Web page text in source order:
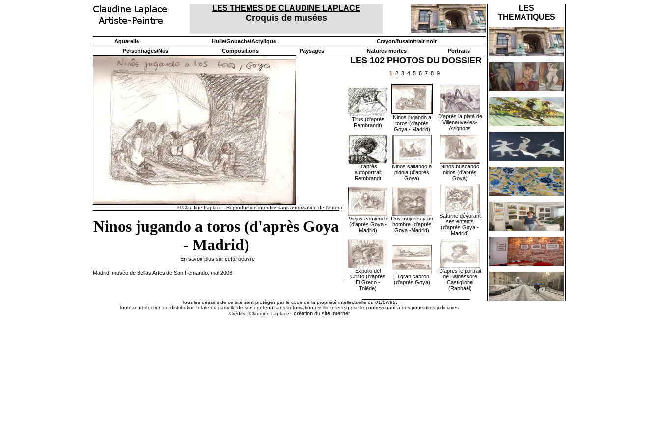
LES THEMES DE CLAUDINE LAPLACE
Croquis de musées
LES
THEMATIQUES
Aquarelle Huile/Gouache/Acrylique
Crayon/fusain/trait noir
Personnages/Nus
Compositions Paysages Natures mortes Portraits
© Claudine Laplace - Reproduction interdite sans autorisation de l'auteur
Ninos jugando a toros (d'après Goya
- Madrid)
En savoir plus sur cette oeuvre
Madrid, muséo de Bellas Artes de San Fernando, mai 2006
LES 102 PHOTOS DU DOSSIER
1 2 3 4 5 6 7 8 9
Titus (d'après
Rembrandt)
Ninos jugando a
toros (d'après
Goya - Madrid)
D'après la pietà de
Villeneuve-les-
Avignons
D'après
autoportrait
Rembrandt
Ninos saltando a
pidola (d'après
Goya)
Ninos buscando
nidos (d'après
Goya)
Viejos comiendo
(d'après Goya -
Madrid)
Dos mujeres y un
hombre (d'après
Goya -Madrid)
Saturne dévorant
ses enfants
(d'après Goya -
Madrid)
Expolio del
Cristo (d'après
El Greco -
Tolède)
El gran cabron
(d'après Goya)
D'apres le portrait
de Baldassore
Castiglione
(Raphaël)
Tous les dessins de ce site sont protégés par le code de la propriété intellectuelle du 01/07/92.
Toute reproduction ou distribution totale ou partielle de son contenu sans autorisation est illicite et expose le contrevenant à des poursuites judiciaires.
Crédits : Claudine Laplace-- création du site Internet